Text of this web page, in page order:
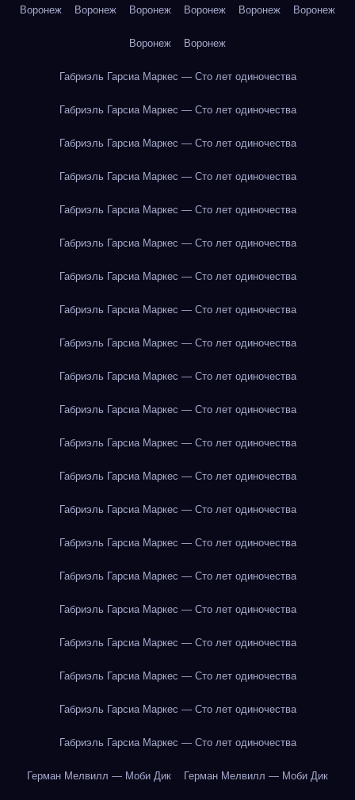
Воронеж Воронеж Воронеж Воронеж Воронеж Воронеж
Воронеж Воронеж
Габриэль Гарсиа Маркес — Сто лет одиночества
Габриэль Гарсиа Маркес — Сто лет одиночества
Габриэль Гарсиа Маркес — Сто лет одиночества
Габриэль Гарсиа Маркес — Сто лет одиночества
Габриэль Гарсиа Маркес — Сто лет одиночества
Габриэль Гарсиа Маркес — Сто лет одиночества
Габриэль Гарсиа Маркес — Сто лет одиночества
Габриэль Гарсиа Маркес — Сто лет одиночества
Габриэль Гарсиа Маркес — Сто лет одиночества
Габриэль Гарсиа Маркес — Сто лет одиночества
Габриэль Гарсиа Маркес — Сто лет одиночества
Габриэль Гарсиа Маркес — Сто лет одиночества
Габриэль Гарсиа Маркес — Сто лет одиночества
Габриэль Гарсиа Маркес — Сто лет одиночества
Габриэль Гарсиа Маркес — Сто лет одиночества
Габриэль Гарсиа Маркес — Сто лет одиночества
Габриэль Гарсиа Маркес — Сто лет одиночества
Габриэль Гарсиа Маркес — Сто лет одиночества
Габриэль Гарсиа Маркес — Сто лет одиночества
Габриэль Гарсиа Маркес — Сто лет одиночества
Габриэль Гарсиа Маркес — Сто лет одиночества
Герман Мелвилл — Моби Дик Герман Мелвилл — Моби Дик